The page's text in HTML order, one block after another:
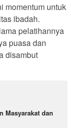
momentum untuk
ibadah.
pelatihannya
puasa dan
disambut
Masyarakat dan